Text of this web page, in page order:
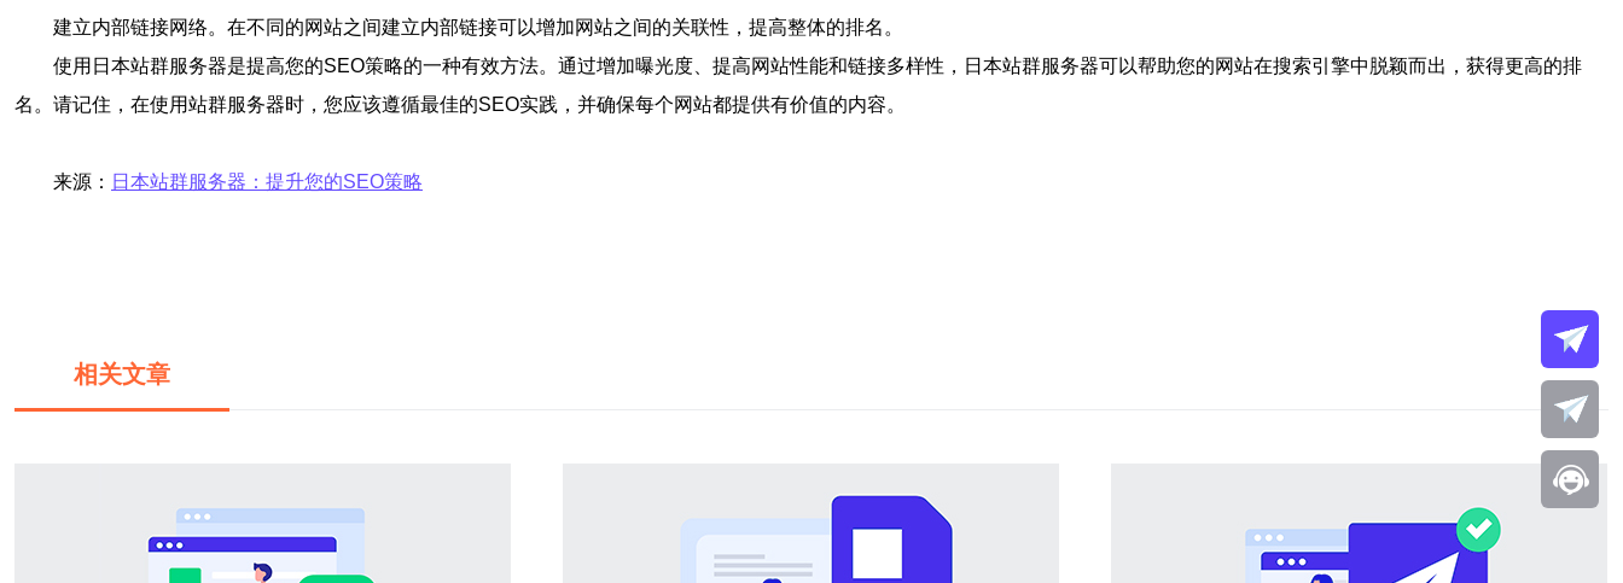
建立内部链接网络。在不同的网站之间建立内部链接可以增加网站之间的关联性，提高整体的排名。
使用日本站群服务器是提高您的SEO策略的一种有效方法。通过增加曝光度、提高网站性能和链接多样性，日本站群服务器可以帮助您的网站在搜索引擎中脱颖而出，获得更高的排
名。请记住，在使用站群服务器时，您应该遵循最佳的SEO实践，并确保每个网站都提供有价值的内容。
来源： 日本站群服务器：提升您的SEO策略
相关文章